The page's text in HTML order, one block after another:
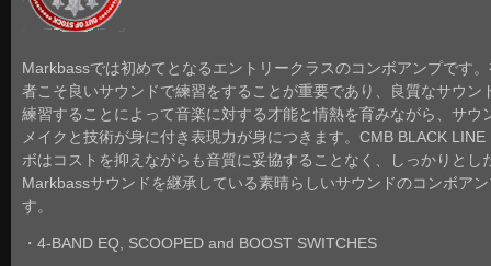
Markbassでは初めてとなるエントリークラスのコンボアンプです
者こそ良いサウンドで練習をすることが重要であり、良質なサウン
練習することによって音楽に対する才能と情熱を育みながら、サウ
メイクと技術が身に付き表現力が身につきます。CMB BLACK LINE
ボはコストを抑えながらも音質に妥協することなく、しっかりとし
Markbassサウンドを継承している素晴らしいサウンドのコンボア
す。
・4-BAND EQ, SCOOPED and BOOST SWITCHES